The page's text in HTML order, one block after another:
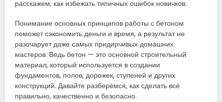
расскажем, как избежать типичных ошибок новичков.
Понимание основных принципов работы с бетоном
поможет сэкономить деньги и время, а результат не
разочарует даже самых придирчивых домашних
мастеров. Ведь бетон — это основной строительный
материал, который используется в создании
фундаментов, полов, дорожек, ступеней и других
конструкций. Давайте разберёмся, как сделать всё
правильно, качественно и безопасно.